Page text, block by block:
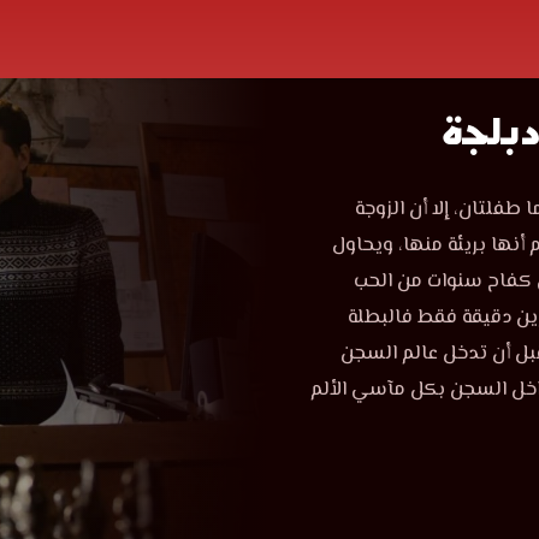
دقيقة
الحلقة
14
مسلسل
دقيقة
عشق
إلا أن الزوجة
بريئة منها، ويحاول
سنوات من الحب
دقيقة فقط فالبطلة
أن تدخل عالم السجن
السجن بكل مآسي الألم